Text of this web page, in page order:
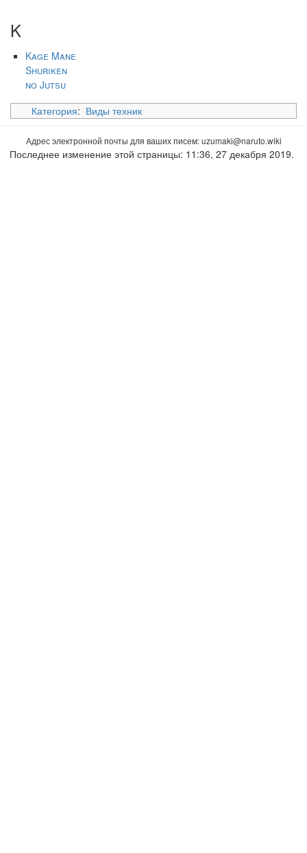
K
Kage Mane
Shuriken
no Jutsu
Категория: Виды техник
Адрес электронной почты для ваших писем:uzumaki
Последнее изменение этой страницы: 11:36, 27 декабря 2019.